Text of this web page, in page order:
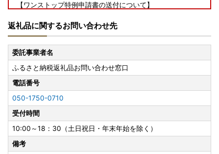
【ワンストップ特例申請書の送付について】
例申請書の送付を希望した場合でも、送付いたしません。
申請書が必要な方は、大木町ホームページよりダウンロード
及び印刷の上、記入してご送付下さい。
必要な添付書類、送付先についても大木町ホームページでご
案内しております。
■返礼品について
入金確認後の寄附者様都合の申込みのキャンセル、返礼品の
変更・返品はお受けできかねます。
また、寄附者様都合でお受け取りができなかった際の再配送
は致しかねますので、予めご了承ください。
返礼品に関するお問い合わせ先
委託事業者名
ふるさと納税返礼品お問い合わせ窓口
電話番号
050-1750-0710
受付時間
10:00～18：30（土日祝日・年末年始を除く）
備考